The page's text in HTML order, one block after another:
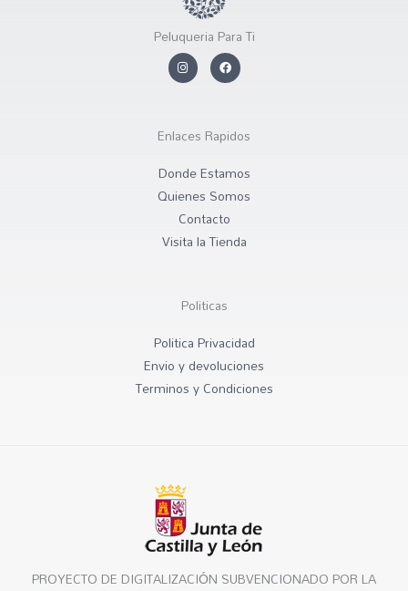
Peluqueria Para Ti
In
s
ra
F
a
c
o
k
Enlaces Rapidos
Donde Estamos
Quienes Somos
Contacto
Visita la Tienda
Politicas
Politica Privacidad
Envio y devoluciones
Terminos y Condiciones
PROYECTO DE DIGITALIZACIÓN SUBVENCIONADO POR LA